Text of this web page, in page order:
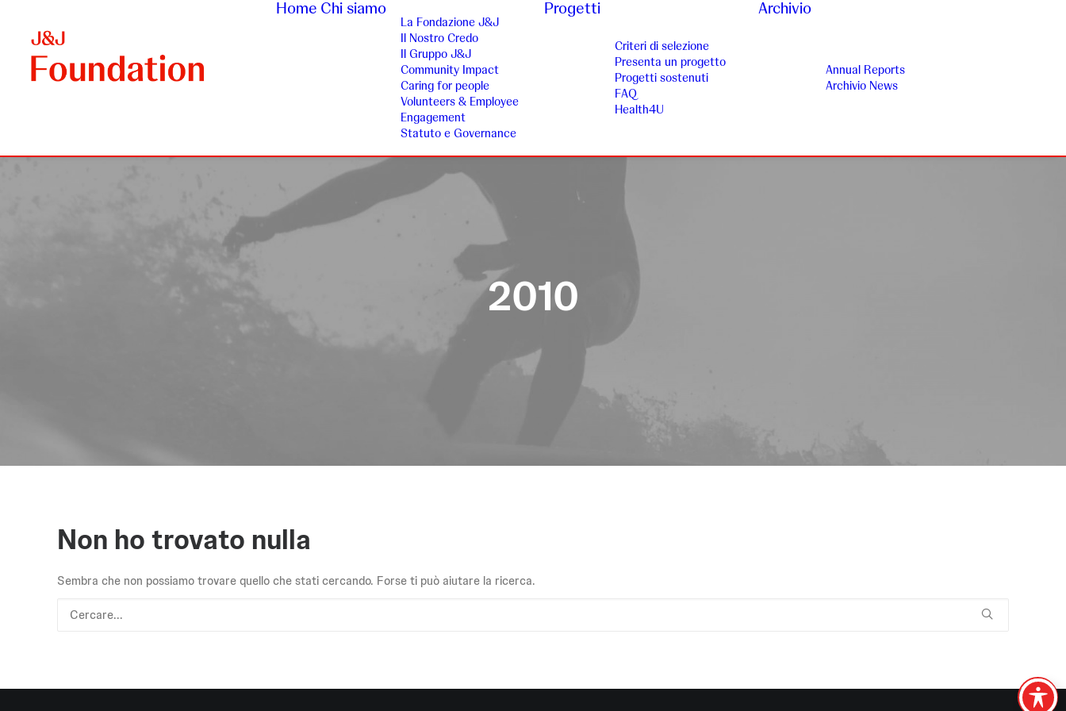
Home Chi siamo
La Fondazione J&J
Il Nostro Credo
Il Gruppo J&J
Community Impact
Caring for people
Volunteers & Employee
Engagement
Statuto e Governance
Progetti
Criteri di selezione
Presenta un progetto
Progetti sostenuti
FAQ
Health4U
Archivio
Annual Reports
Archivio News
2010
Non ho trovato nulla
Sembra che non possiamo trovare quello che stati cercando. Forse ti può aiutare la ricerca.